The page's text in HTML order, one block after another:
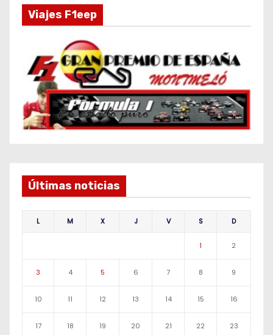
Viajes F1eep
Últimas noticias
L M X J V S D
1 2
3 4 5 6 7 8 9
10 11 12 13 14 15 16
17 18 19 20 21 22 23